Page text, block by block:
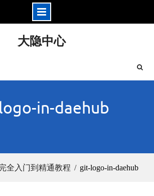
大隐中心
in-daehub
全入门到精通教程 git-logo-in-daehub